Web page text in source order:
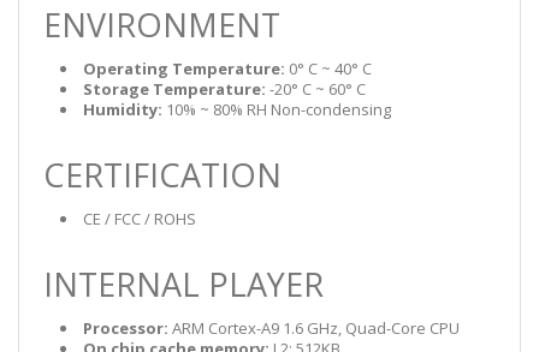
ENVIRONMENT
Operating Temperature: 0° C ~ 40° C
Storage Temperature: -20° C ~ 60° C
Humidity: 10% ~ 80% RH Non-condensing
CERTIFICATION
​​​​​​​ CE / FCC / ROHS
INTERNAL PLAYER
Processor: ARM Cortex-A9 1.6 GHz, Quad-Core CPU